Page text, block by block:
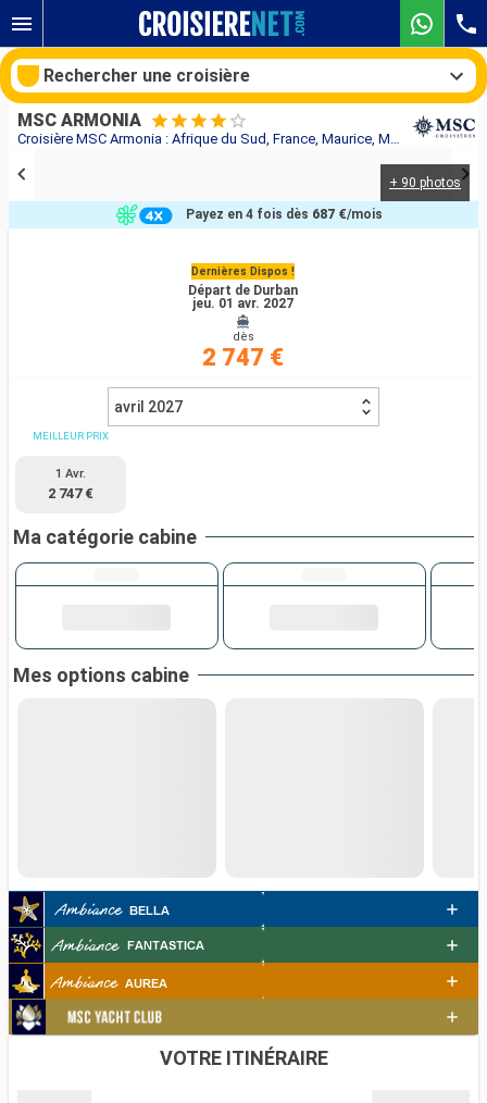
Croisière MSC Armonia : Afrique du Sud, France, Maurice, Madagascar, Seychelles, Jordanie, Egypte, Grèce, Croatie, Monténégro, Italie au départ de Durban
MSC ARMONIA
+ 90 photos
Dernières Dispos !
Départ de Durban
jeu. 01 avr. 2027
dès
2 747 €
Payez en 4 fois dès 687 €/mois
avril 2027
MEILLEUR PRIX
1 Avr.
2 747 €
Ma catégorie cabine
Mes options cabine
VOTRE ITINÉRAIRE
Rechercher une croisière
Compagnies
Rechercher